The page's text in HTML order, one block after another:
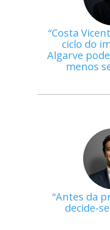
Costa
ciclo do
Algarve
menos
Antes da
decide-